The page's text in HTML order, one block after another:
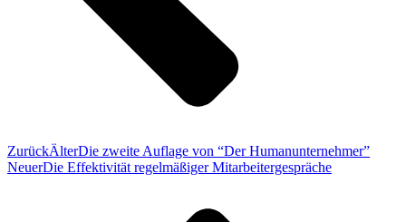
ZurückÄlterDie zweite Auflage von “Der Humanunternehmer”
NeuerDie Effektivität regelmäßiger Mitarbeitergespräche